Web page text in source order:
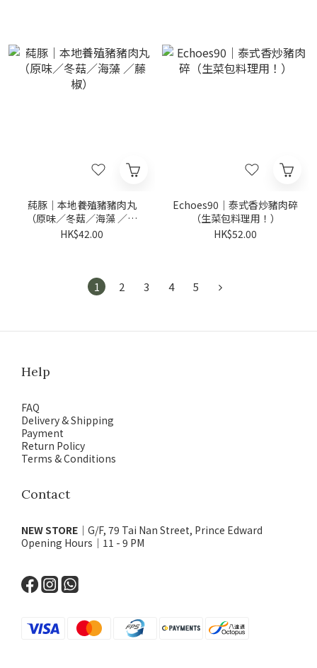
蒓豚｜本地養殖豬豬肉丸
（原味／冬菇／海藻 ／藤
椒）
HK$42.00
Echoes90｜泰式香炒豬肉碎
（生菜包料理用！）
HK$52.00
1 2 3 4 5
Help
FAQ
Delivery & Shipping
Payment
Return Policy
Terms & Conditions
Contact
NEW STORE ｜G/F, 79 Tai Nan Street, Prince Edward
Opening Hours｜11 - 9 PM